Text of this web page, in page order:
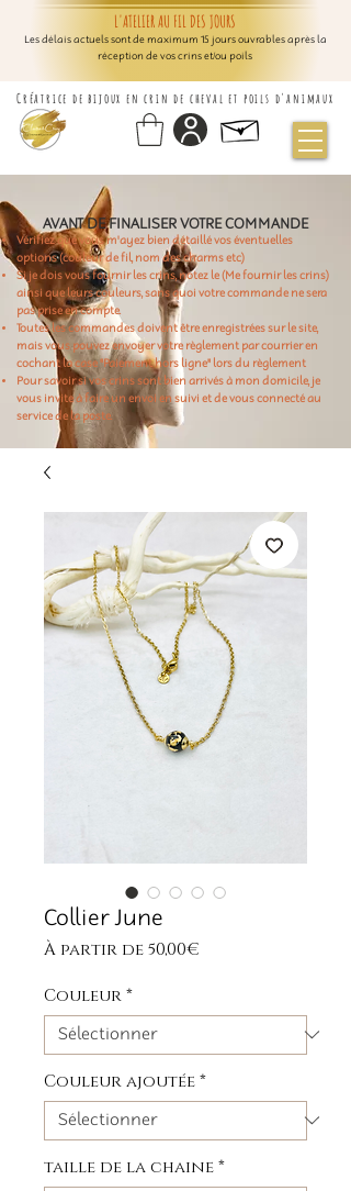
L'ATELIER AU FIL DES JOURS
Les délais actuels sont de maximum 15 jours ouvrables après la
réception de vos crins et/ou poils
Créatrice de bijoux en crin de cheval et poils d'animaux
AVANT DE FINALISER VOTRE COMMANDE
Vérifiez que vous m'ayez bien détaillé vos éventuelles
options (couleur de fil, nom des charms etc)
Si je dois vous fournir les crins, notez le (Me fournir les crins)
ainsi que leurs couleurs, sans quoi votre commande ne sera
pas prise en compte.
Toutes les commandes doivent être enregistrées sur le site,
mais vous pouvez envoyer votre règlement par courrier en
cochant la case "Paiement hors ligne" lors du règlement
Pour savoir si vos crins sont bien arrivés à mon domicile, je
vous invite à faire un envoi en suivi et de vous connecté au
service de la poste.
Collier June
À partir de50,00€
Couleur*
Couleur ajoutée*
taille de la chaine*